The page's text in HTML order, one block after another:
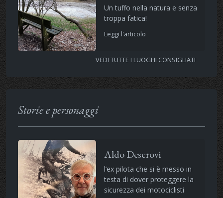
Un tuffo nella natura e senza
troppa fatica!
Leggi l'articolo
VEDI TUTTE I LUOGHI CONSIGLIATI
Storie e personaggi
Aldo Descrovi
l’ex pilota che si è messo in
testa di dover proteggere la
sicurezza dei motociclisti